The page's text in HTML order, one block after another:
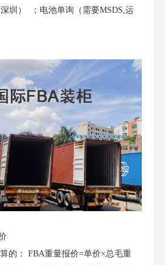
圳） ；电池单询（需要MSDS,运
的： FBA重量报价=单价×总毛重